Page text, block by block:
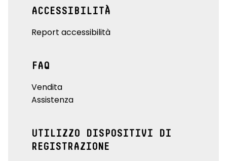
ACCESSIBILITÀ
Report accessibilità
FAQ
Vendita
Assistenza
UTILIZZO DISPOSITIVI DI
REGISTRAZIONE